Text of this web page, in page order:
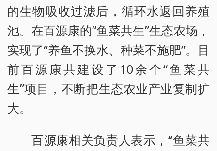
的生物吸收过滤后，循环水返回养殖
池。在百源康的“鱼菜共生”生态农场，
实现了“养鱼不换水、种菜不施肥”。目
前百源康共建设了10余个“鱼菜共
生”项目，不断把生态农业产业复制扩
大。
百源康相关负责人表示，“鱼菜共